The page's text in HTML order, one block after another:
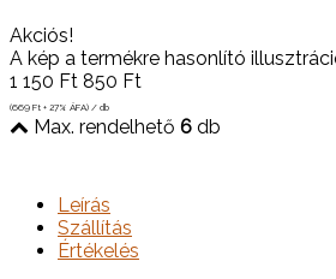
Akciós!
A kép a termékre hasonlító
1 150 Ft 850 Ft
(669 Ft + 27% ÁFA) / db
Max. rendelhető 6 db
Leírás
Szállítás
Értékelés